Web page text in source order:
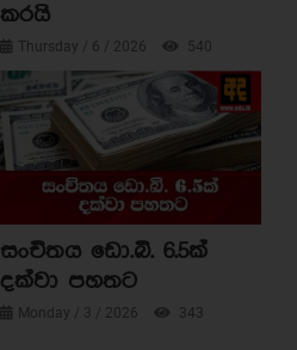
කරයි
Thursday / 6 / 2026 540
සංචිතය ඩො.බි. 6.5ක්
දක්වා පහතට
Monday / 3 / 2026 343